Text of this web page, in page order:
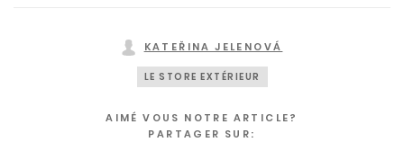
KATEŘINA JELENOVÁ
LE STORE EXTÉRIEUR
AIMÉ VOUS NOTRE ARTICLE?
PARTAGER SUR: